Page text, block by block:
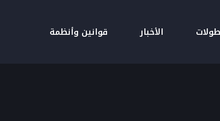
الأخبار قوانين وأنظمة